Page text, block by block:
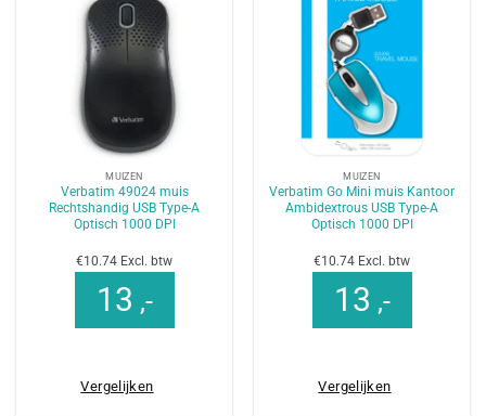
MUIZEN
Verbatim 49024 muis
Rechtshandig USB Type-A
Optisch 1000 DPI
€10.74 Excl. btw
13 ,-
Vergelijken
MUIZEN
Verbatim Go Mini muis Kantoor
Ambidextrous USB Type-A
Optisch 1000 DPI
€10.74 Excl. btw
13 ,-
Vergelijken